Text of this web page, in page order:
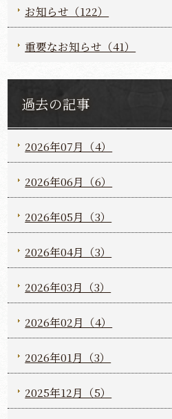
お知らせ（122）
重要なお知らせ（41）
過去の記事
2026年07月（4）
2026年06月（6）
2026年05月（3）
2026年04月（3）
2026年03月（3）
2026年02月（4）
2026年01月（3）
2025年12月（5）